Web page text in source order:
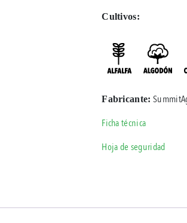
Cultivos:
Fabricante:
Ficha técnica
Hoja de seguridad